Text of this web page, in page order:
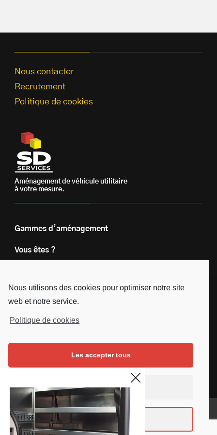
Nous utilisons des cookies pour optimiser notre site
web et notre service.
Politique de cookies
Les accepter tous
Continuer sans accepter
Voir les préférences
Nous contacter
Recrutement
Politique de cookies
Aménagement de véhicule utilitaire
à votre mesure.
Gammes d’aménagement
Vous êtes ?
Le groupe
Instagram
Linkedin
Youtube
Mentions légales
Copyright © SD Services - 2019